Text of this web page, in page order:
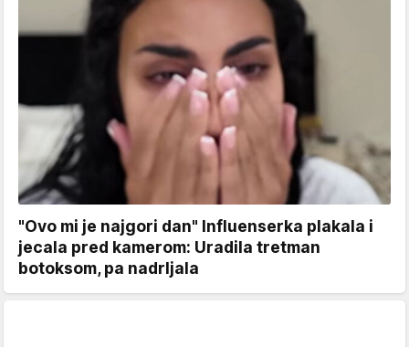
"Ovo mi je najgori dan" Influenserka plakala i
jecala pred kamerom: Uradila tretman
botoksom, pa nadrljala